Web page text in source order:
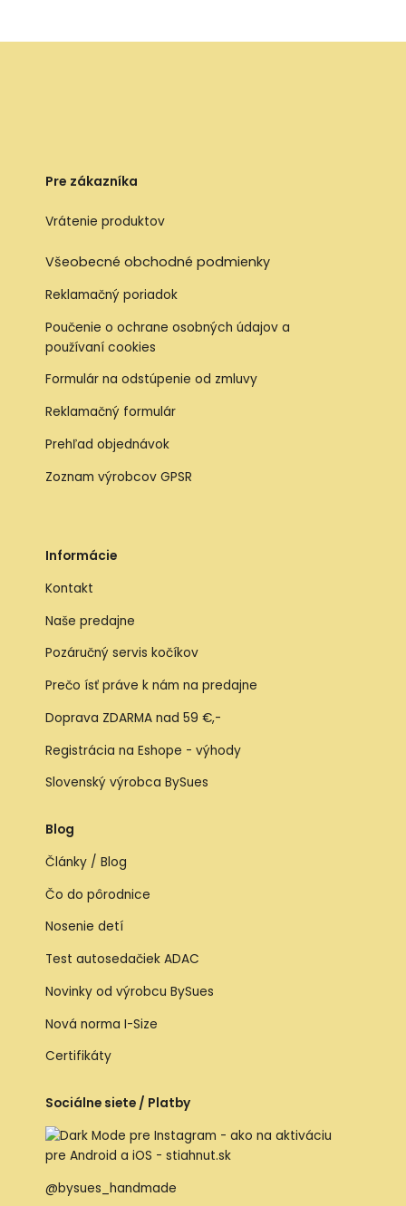
Pre zákazníka
Vrátenie produktov
Všeobecné obchodné podmienky
Reklamačný poriadok
Poučenie o ochrane osobných údajov a
používaní cookies
Formulár na odstúpenie od zmluvy
Reklamačný formulár
Prehľad objednávok
Zoznam výrobcov GPSR
Informácie
Kontakt
Naše predajne
Pozáručný servis kočíkov
Prečo ísť práve k nám na predajne
Doprava ZDARMA nad 59 €,-
Registrácia na Eshope - výhody
Slovenský výrobca BySues
Blog
Články / Blog
Čo do pôrodnice
Nosenie detí
Test autosedačiek ADAC
Novinky od výrobcu BySues
Nová norma I-Size
Certifikáty
Sociálne siete / Platby
@bysues_handmade